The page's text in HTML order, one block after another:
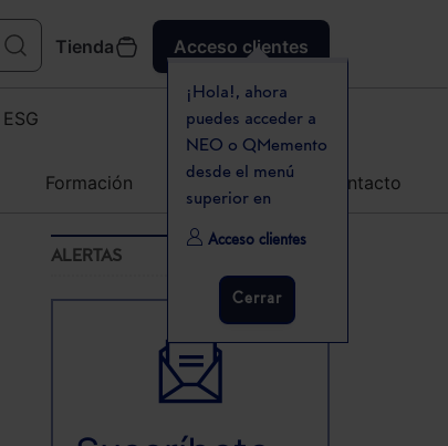
Tienda Acceso clientes
¡Hola!, ahora
puedes acceder a
NEO o QMemento
desde el menú
superior en
Acceso clientes
Cerrar
ESG
Formación Agenda Contacto
ALERTAS